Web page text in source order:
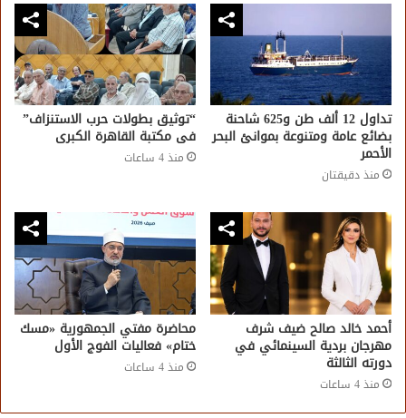
تداول 12 ألف طن و625 شاحنة
بضائع عامة ومتنوعة بموانئ البحر
الأحمر
منذ دقيقتان
“توثيق بطولات حرب الاستنزاف”
فى مكتبة القاهرة الكبرى
منذ 4 ساعات
أحمد خالد صالح ضيف شرف
مهرجان بردية السينمائي في
دورته الثالثة
منذ 4 ساعات
محاضرة مفتي الجمهورية «مسك
ختام» فعاليات الفوج الأول
منذ 4 ساعات